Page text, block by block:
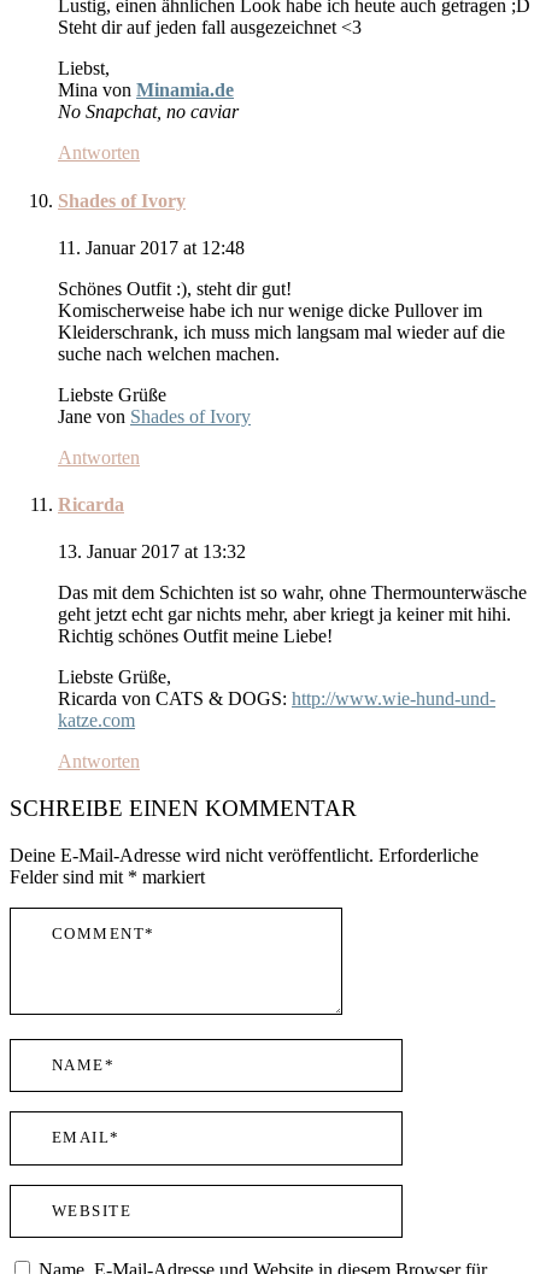
Lustig, einen ähnlichen Look habe ich heute auch getragen ;D
Steht dir auf jeden fall ausgezeichnet <3
Liebst,
Mina von Minamia.de
No Snapchat, no caviar
Antworten
Shades of Ivory
11. Januar 2017 at 12:48
Schönes Outfit :), steht dir gut!
Komischerweise habe ich nur wenige dicke Pullover im
Kleiderschrank, ich muss mich langsam mal wieder auf die
suche nach welchen machen.
Liebste Grüße
Jane von Shades of Ivory
Antworten
Ricarda
13. Januar 2017 at 13:32
Das mit dem Schichten ist so wahr, ohne Thermounterwäsche
geht jetzt echt gar nichts mehr, aber kriegt ja keiner mit hihi.
Richtig schönes Outfit meine Liebe!
Liebste Grüße,
Ricarda von CATS & DOGS: http://www.wie-hund-und-
katze.com
Antworten
SCHREIBE EINEN KOMMENTAR
Deine E-Mail-Adresse wird nicht veröffentlicht. Erforderliche
Felder sind mit * markiert